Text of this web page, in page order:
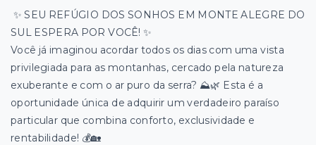
✨ SEU REFÚGIO DOS SONHOS EM MONTE ALEGRE DO
SUL ESPERA POR VOCÊ! ✨
​Você já imaginou acordar todos os dias com uma vista
privilegiada para as montanhas, cercado pela natureza
exuberante e com o ar puro da serra? ⛰️🌿 Esta é a
oportunidade única de adquirir um verdadeiro paraíso
particular que combina conforto, exclusividade e
rentabilidade! 💰🏡